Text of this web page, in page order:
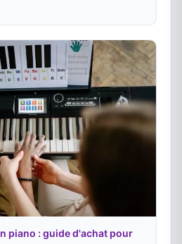
piano : guide d'achat pour